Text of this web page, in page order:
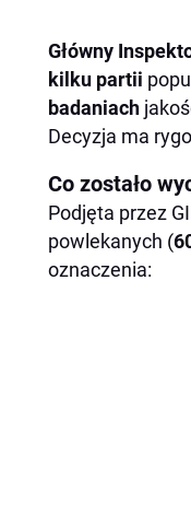
Główny
kilku partii
badaniach
Decyzja ma
Co zostało
Podjęta przez
powlekanych (
oznaczenia: